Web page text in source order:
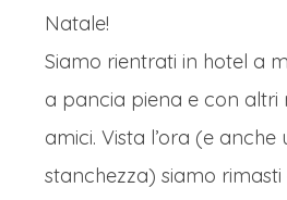
Natale!
Siamo rientrati in hotel a
a pancia piena e con altri
amici. Vista l’ora (e anche
stanchezza) siamo